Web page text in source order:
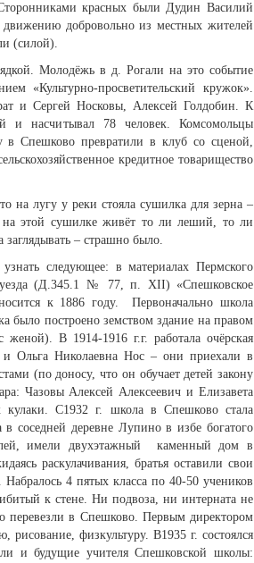
красных были Дудин Василий
добровольно из местных жителей
(силой).
Молодёжь в д. Рогали на это событие
«Культурно-просветительский кружок».
и Сергей Носковы, Алексей Голдобин. К
и насчитывал 78 человек. Комсомольцы
в Спешково превратили в клуб со сценой,
кредитное товарищество
на лугу у реки стояла сушилка для зерна –
на этой сушилке живёт то ли леший, то ли
– страшно было.
следующее: в материалах Пермского
уезда (Д.345.1 № 77, п. XII) «Спешковское
к 1886 году. Первоначально школа
было построено земством здание на правом
В 1914-1916 г.г. работала очёрская
и Ольга Николаевна Нос – они приехали в
(по доносу, что он обучает детей закону
Чазовы Алексей Алексеевич и Елизавета
С1932 г. школа в Спешково стала
соседней деревне Лупино в избе богатого
имели двухэтажный каменный дом в
раскулачивания, братья оставили свои
4 пятых класса по 40-50 учеников
к стене. Ни подвоза, ни интерната не
в Спешково. Первым директором
физкультуру. В1935 г. состоялся
и будущие учителя Спешковской школы: